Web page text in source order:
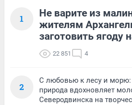
1
Не варите из
жителям
заготовить ягоду
22 851 4
2
С любовью к лесу и морю:
природа вдохновляет
Северодвинска на